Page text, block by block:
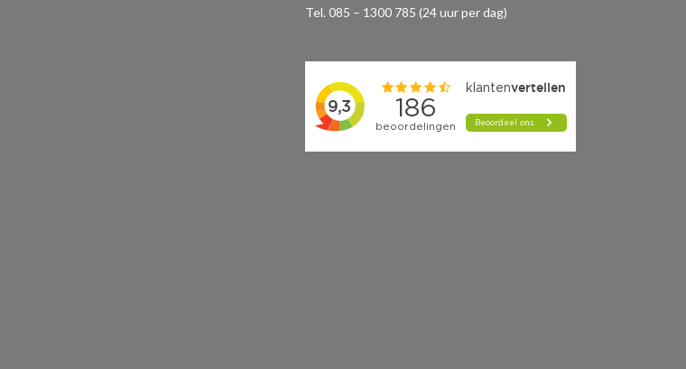
Tel. 085 – 1300 785 (24 uur per dag)